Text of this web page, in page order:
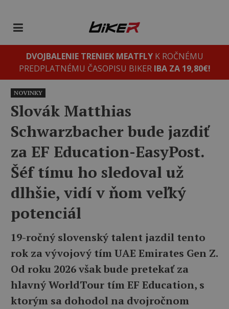
DVOJBALENIE TRENIEK MEATFLYK ROČNÉMU
PREDPLATNÉMU ČASOPISU BIKER IBA ZA 19,80€!
NOVINKY
Slovák Matthias
Schwarzbacher bude jazdiť
za EF Education-EasyPost.
Šéf tímu ho sledoval už
dlhšie, vidí v ňom veľký
potenciál
19-ročný slovenský talent jazdil tento
rok za vývojový tím UAE Emirates Gen Z.
Od roku 2026 však bude pretekať za
hlavný WorldTour tím EF Education, s
ktorým sa dohodol na dvojročnom